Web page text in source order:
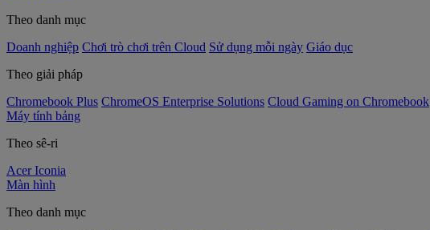
Theo danh mục
Doanh nghiệp Chơi trò chơi trên Cloud Sử dụng mỗi ngày Giáo dục
Theo giải pháp
Chromebook Plus ChromeOS Enterprise Solutions Cloud Gaming on Chromebook
Máy tính bảng
Theo sê-ri
Acer Iconia
Màn hình
Theo danh mục